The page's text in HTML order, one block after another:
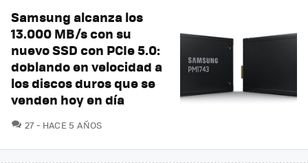
Samsung alcanza los
13.000 MB/s con su
nuevo SSD con PCIe 5.0:
doblando en velocidad a
los discos duros que se
venden hoy en día
27COMENTARIOS
HACE 5 AÑOS